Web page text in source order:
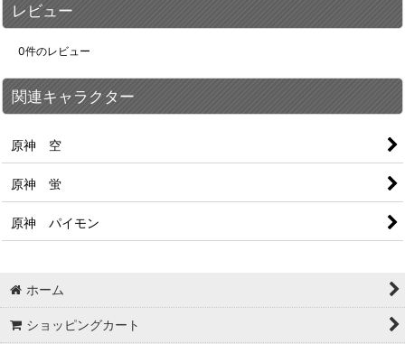
レビュー
0件のレビュー
関連キャラクター
原神 空
原神 蛍
原神 パイモン
ホーム
ショッピングカート